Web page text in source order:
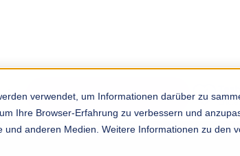
verwendet, um Informationen darüber zu
Ihre Browser-Erfahrung zu verbessern und
anderen Medien. Weitere Informationen zu den
Jetzt kostenfrei testen!